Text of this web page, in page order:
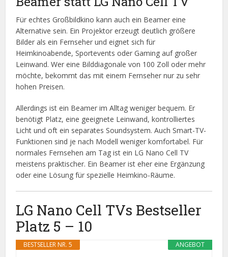
Für echtes Großbildkino kann auch ein Beamer eine
Alternative sein. Ein Projektor erzeugt deutlich größere
Bilder als ein Fernseher und eignet sich für
Heimkinoabende, Sportevents oder Gaming auf großer
Leinwand. Wer eine Bilddiagonale von 100 Zoll oder mehr
möchte, bekommt das mit einem Fernseher nur zu sehr
hohen Preisen.
Allerdings ist ein Beamer im Alltag weniger bequem. Er
benötigt Platz, eine geeignete Leinwand, kontrolliertes
Licht und oft ein separates Soundsystem. Auch Smart-TV-
Funktionen sind je nach Modell weniger komfortabel. Für
normales Fernsehen am Tag ist ein LG Nano Cell TV
meistens praktischer. Ein Beamer ist eher eine Ergänzung
oder eine Lösung für spezielle Heimkino-Räume.
LG Nano Cell TVs Bestseller
Platz 5 – 10
ANGEBOT
BESTSELLER NR. 5